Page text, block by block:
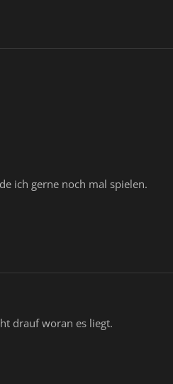
ich gerne noch mal spielen.
drauf woran es liegt.